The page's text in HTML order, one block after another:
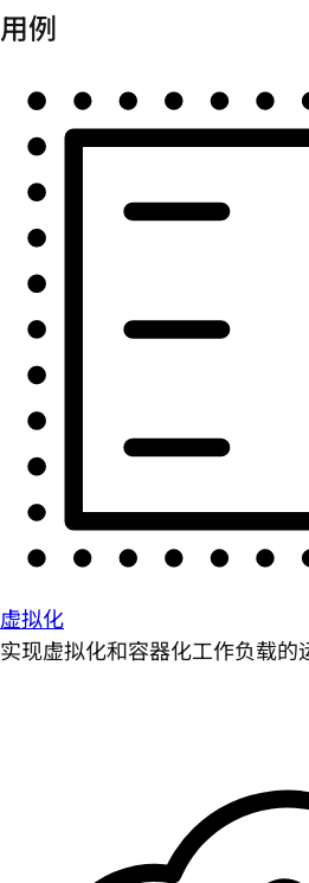
用例
虚拟化
实现虚拟化和容器化工作负载的